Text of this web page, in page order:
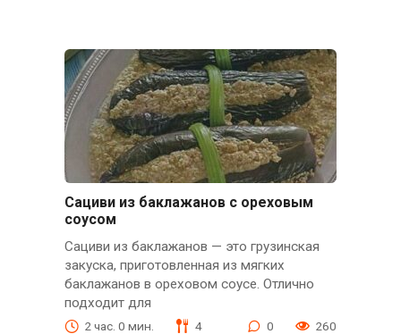
Сациви из баклажанов с ореховым
соусом
Сациви из баклажанов — это грузинская
закуска, приготовленная из мягких
баклажанов в ореховом соусе. Отлично
подходит для
2 час. 0 мин. 4 0 260